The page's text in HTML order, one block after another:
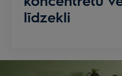
līdzekli